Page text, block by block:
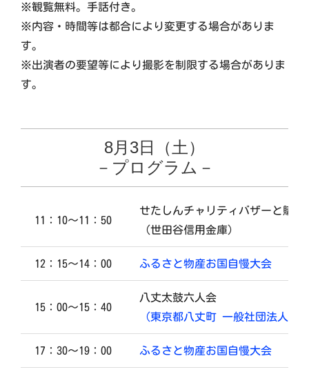
※観覧無料。手話付き。
※内容・時間等は都合により変更する場合がありま
す。
※出演者の要望等により撮影を制限する場合がありま
す。
8月3日（土）
－プログラム－
11：10～11：50
せたしんチャリティバザーと購入
（世田谷信用金庫）
12：15～14：00 ふるさと物産お国自慢大会
15：00～15：40
八丈太鼓六人会
（東京都八丈町 一般社団法人八
17：30～19：00 ふるさと物産お国自慢大会